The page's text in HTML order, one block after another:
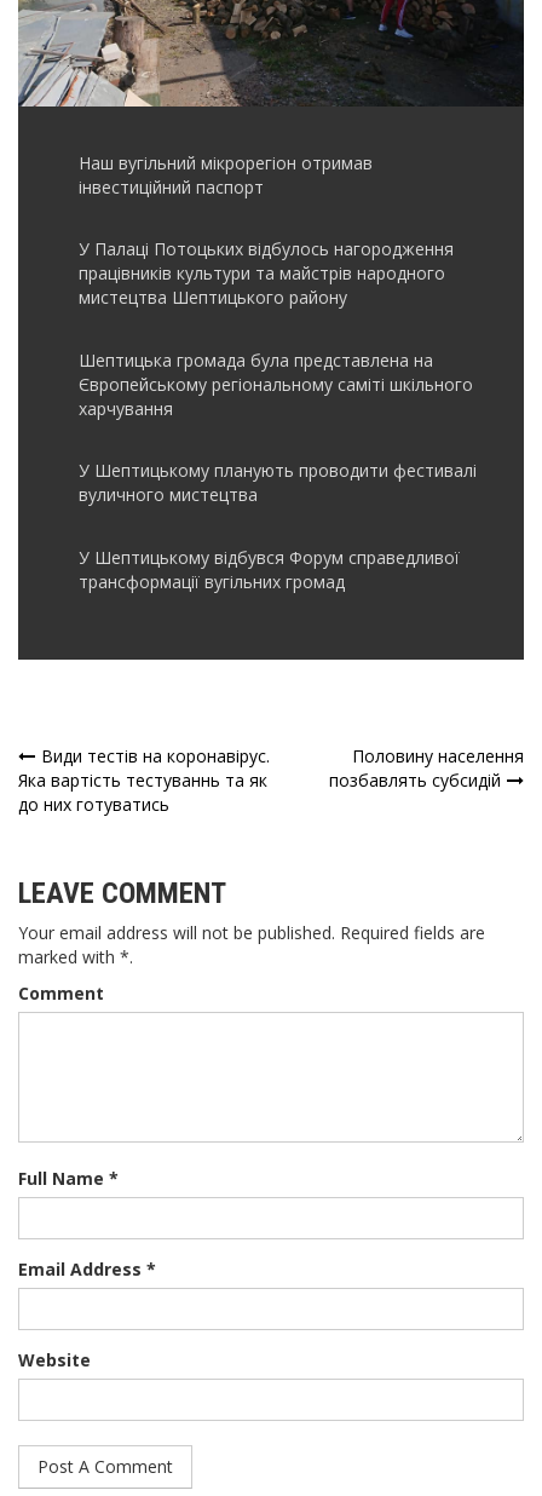
Наш вугільний мікрорегіон отримав
інвеcтиційний паспорт
У Палаці Потоцьких відбулось нагородження
працівників культури та майстрів народного
мистецтва Шептицького району
Шептицька громада була представлена на
Європейському регіональному саміті шкільного
харчування
У Шептицькому планують проводити фестивалі
вуличного мистецтва
У Шептицькому відбувся Форум справедливої
трансформації вугільних громад
Навігація
записів
Види тестів на коронавірус.
Яка вартість тестуваннь та як
до них готуватись
Половину населення
позбавлять субсидій
LEAVE COMMENT
Your email address will not be published. Required fields are
marked with *.
Comment
Full Name *
Email Address *
Website